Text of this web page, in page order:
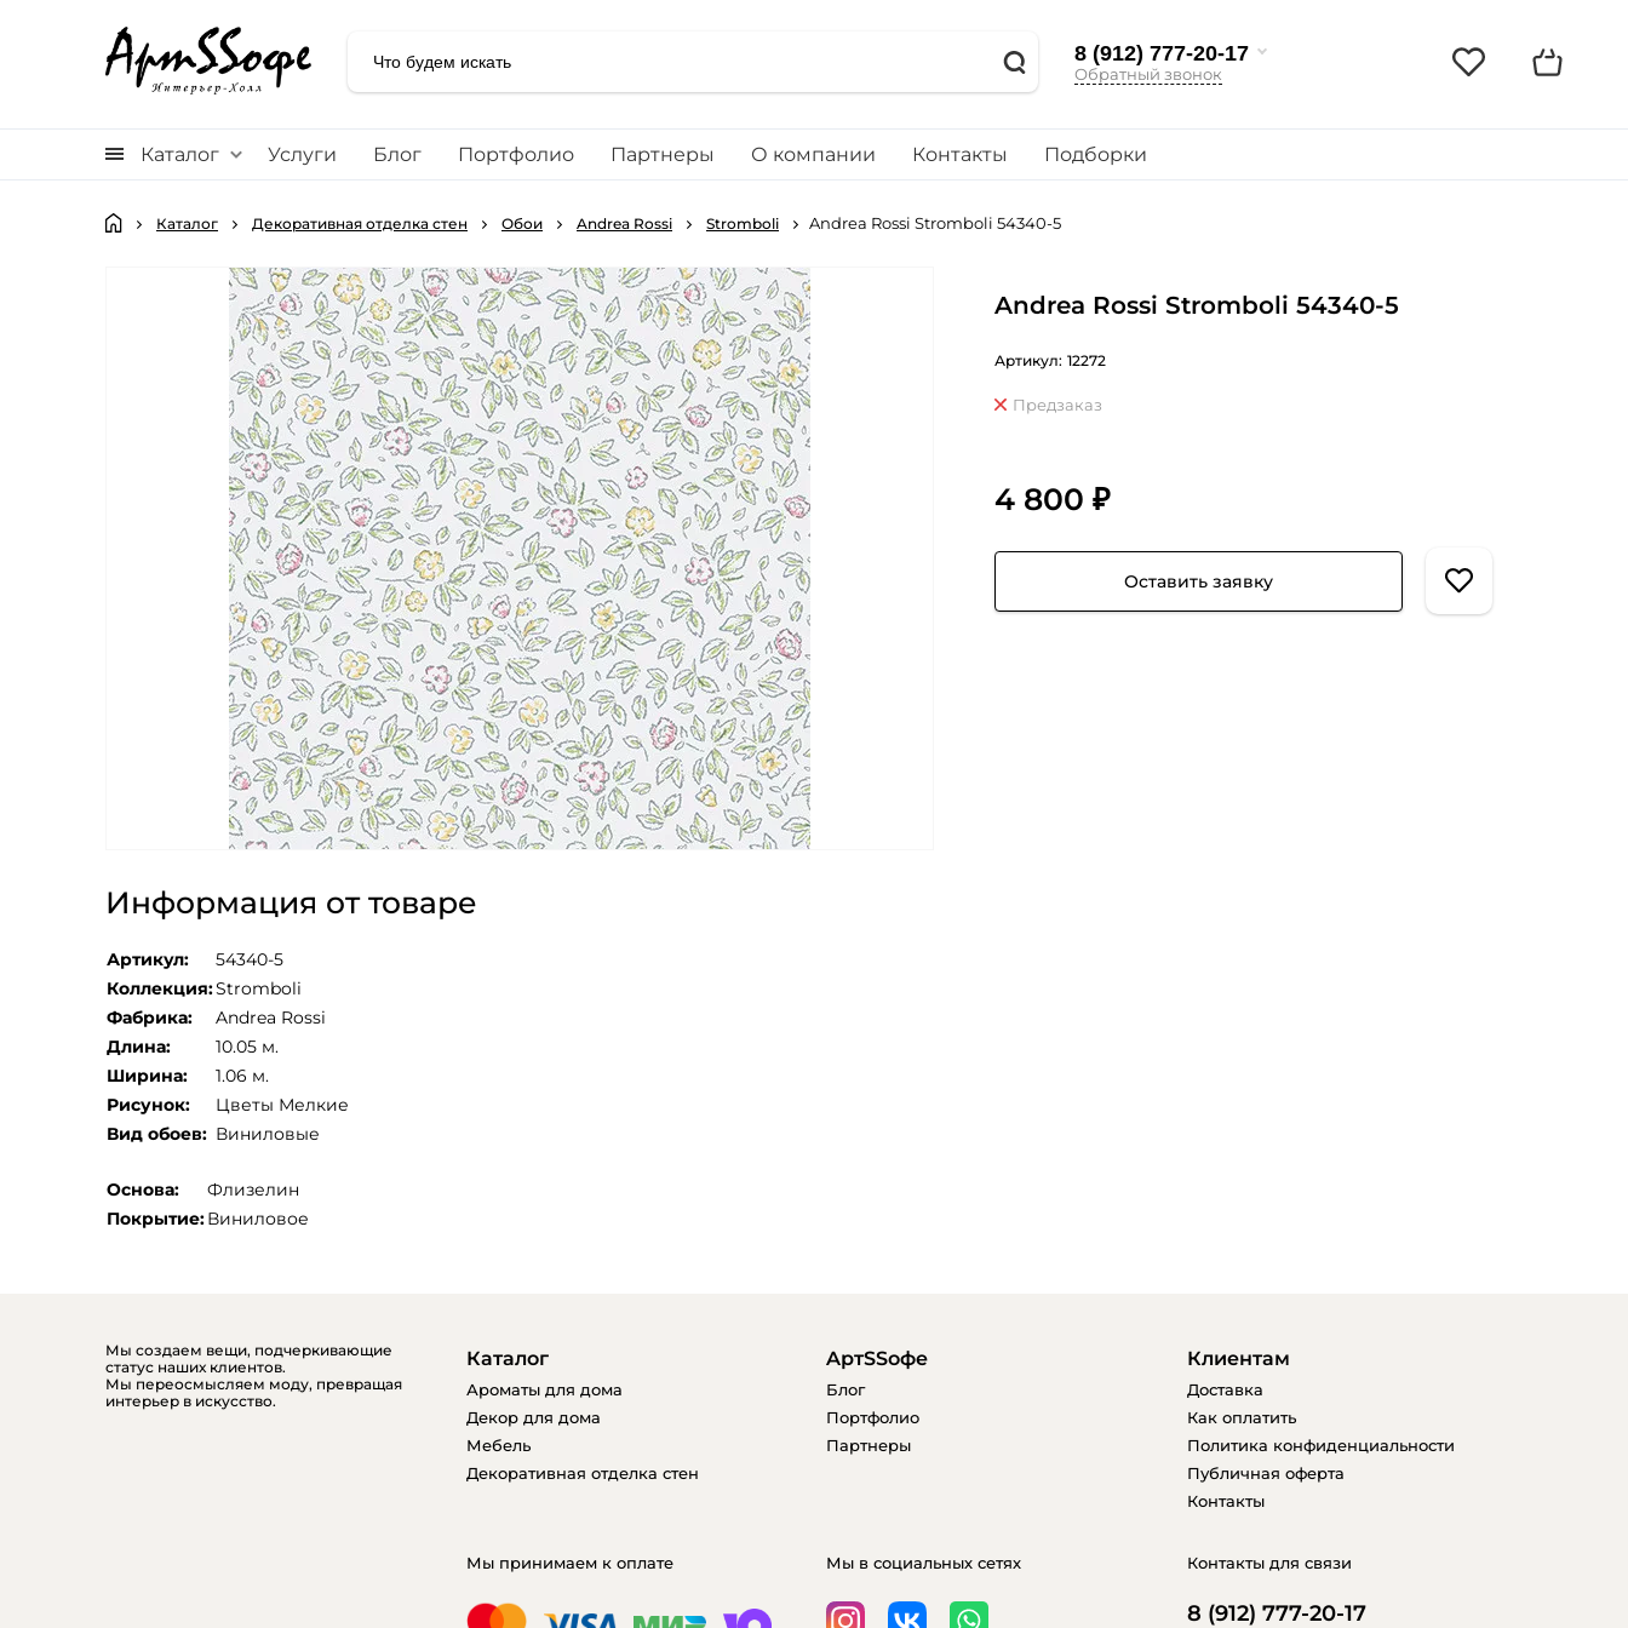
8 (912) 777-20-17
Обратный звонок
Каталог Услуги Блог Портфолио Партнеры О компании Контакты Подборки
Каталог Декоративная отделка стен Обои Andrea Rossi Stromboli Andrea Rossi Stromboli 54340-5
Информация от товаре
Артикул:
54340-5
Коллекция:Stromboli
Фабрика:
Andrea Rossi
Длина:
10.05 м.
Ширина:
1.06 м.
Рисунок:
Цветы Мелкие
Вид обоев: Виниловые
Основа:
Флизелин
Покрытие:Виниловое
Andrea Rossi Stromboli 54340-5
Артикул: 12272
Предзаказ
4 800 ₽
Оставить заявку
Мы создаем вещи, подчеркивающие
статус наших клиентов.
Мы переосмысляем моду, превращая
интерьер в искусство.
Каталог
Ароматы для дома
Декор для дома
Мебель
Декоративная отделка стен
AртSSофе
Блог
Портфолио
Партнеры
Клиентам
Доставка
Как оплатить
Политика конфиденциальности
Публичная оферта
Контакты
Мы принимаем к оплате Мы в социальных сетях Контакты для связи
8 (912) 777-20-17